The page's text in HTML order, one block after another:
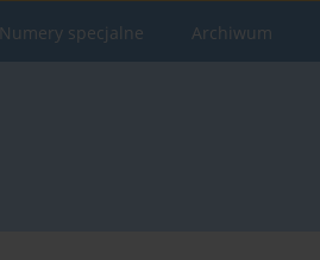
Numery specjalne Archiwum